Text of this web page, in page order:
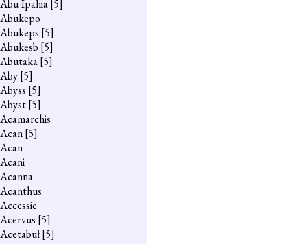
Abu-Ipahia[5]
Abukepo
Abukeps [5]
Abukesb [5]
Abutaka[5]
Aby[5]
Abyss [5]
Abyst[5]
Acamarchis
Acan[5]
Acan
Acani
Acanna
Acanthus
Accessie
Acervus [5]
Acetabuł[5]